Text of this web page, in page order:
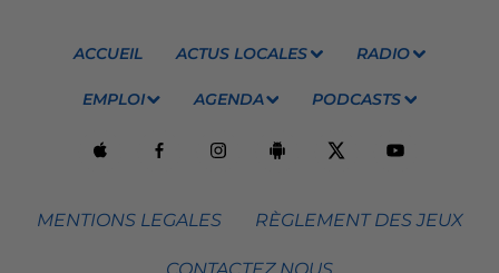
ACCUEIL ACTUS LOCALES RADIO
EMPLOI AGENDA PODCASTS
MENTIONS LEGALES RÈGLEMENT DES JEUX